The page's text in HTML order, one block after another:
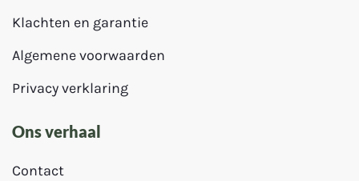
Klachten en garantie
Algemene voorwaarden
Privacy verklaring
Ons verhaal
Contact